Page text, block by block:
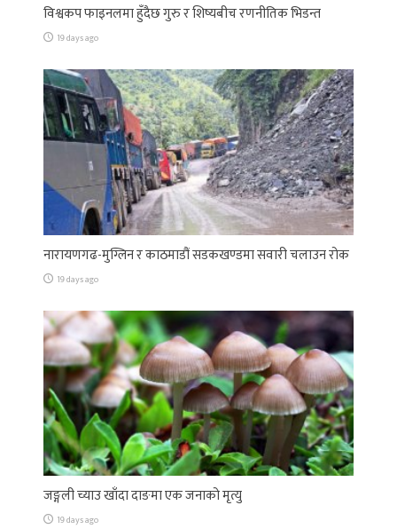
विश्वकप फाइनलमा हुँदैछ गुरु र शिष्यबीच रणनीतिक भिडन्त
19 days ago
नारायणगढ-मुग्लिन र काठमाडौं सडकखण्डमा सवारी चलाउन रोक
19 days ago
जङ्गली च्याउ खाँदा दाङमा एक जनाको मृत्यु
19 days ago